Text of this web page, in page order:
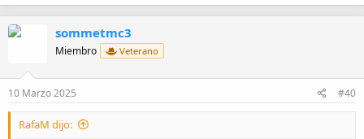
sommetmc3
Miembro Veterano
10 Marzo 2025 #40
RafaM dijo: